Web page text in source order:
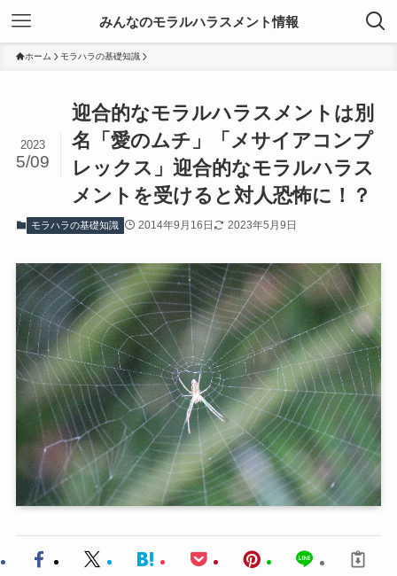
みんなのモラルハラスメント情報
ホーム モラハラの基礎知識
迎合的なモラルハラスメントは別
名「愛のムチ」「メサイアコンプ
レックス」迎合的なモラルハラス
メントを受けると対人恐怖に！？
2023
5/09
モラハラの基礎知識 2014年9月16日 2023年5月9日